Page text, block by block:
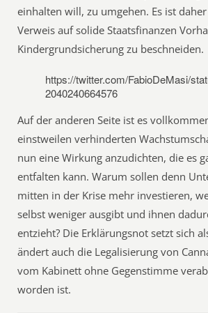
einhalten will, zu umgehen. Es ist
Verweis auf solide Staatsfinanzen
Kindergrundsicherung zu beschneiden.
https://twitter.com/FabioDeMasi/
2040240664576
Auf der anderen Seite ist es
einstweilen verhinderten
nun eine Wirkung anzudichten, die es
entfalten kann. Warum sollen denn
mitten in der Krise mehr investieren,
selbst weniger ausgibt und ihnen
entzieht? Die Erklärungsnot setzt sich
ändert auch die Legalisierung von
vom Kabinett ohne Gegenstimme
worden ist.